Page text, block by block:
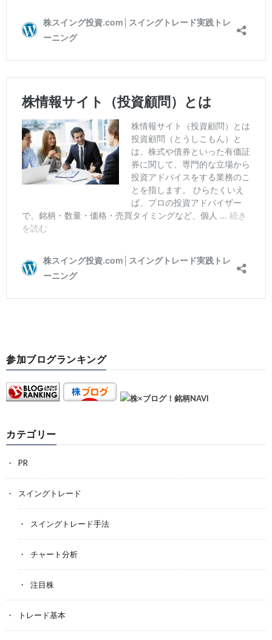
参加ブログランキング
カテゴリー
PR
スイングトレード
スイングトレード手法
チャート分析
注目株
トレード基本